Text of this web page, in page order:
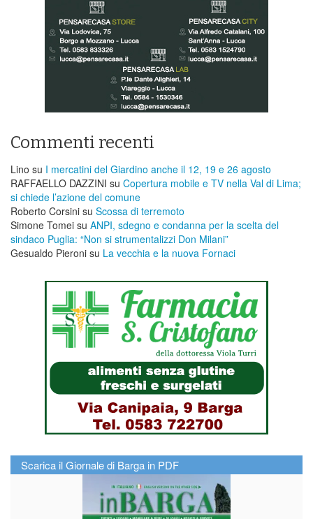
Commenti recenti
Lino su I mercatini del Giardino anche il 12, 19 e 26 agosto
RAFFAELLO DAZZINI su ​Copertura mobile e TV nella Val di Lima;
si chiede l’azione del comune
Roberto Corsini su Scossa di terremoto
Simone Tomei su ANPI, sdegno e condanna per la scelta del
sindaco Puglia: “Non si strumentalizzi Don Milani”
Gesualdo Pieroni su La vecchia e la nuova Fornaci
Scarica il Giornale di Barga in PDF